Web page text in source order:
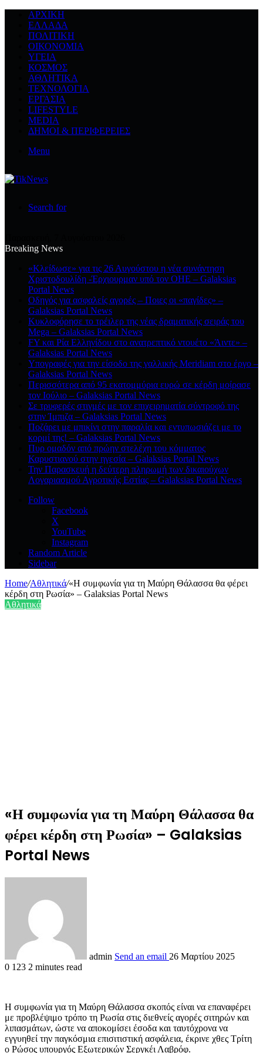
ΑΡΧΙΚΉ
ΕΛΛΆΔΑ
ΠΟΛΙΤΙΚΉ
ΟΙΚΟΝΟΜΊΑ
ΥΓΕΊΑ
ΚΌΣΜΟΣ
ΑΘΛΗΤΙΚΆ
ΤΕΧΝΟΛΟΓΙΆ
ΕΡΓΑΣΊΑ
LIFESTYLE
MEDIA
ΔΉΜΟΙ & ΠΕΡΙΦΈΡΕΙΕΣ
Menu
Search for
Breaking News
«Κλείδωσε» για τις 26 Αυγούστου η νέα συνάντηση
Χριστοδουλίδη -Έρχιουρμαν υπό τον ΟΗΕ – Galaksias
Portal News
Οδηγός για ασφαλείς αγορές – Ποιες οι «παγίδες» –
Galaksias Portal News
Κυκλοφόρησε το τρέιλερ της νέας δραματικής σειράς του
Mega – Galaksias Portal News
FY και Ρία Ελληνίδου στο ανατρεπτικό ντουέτο «Άιντε» –
Galaksias Portal News
Υπογραφές για την είσοδο της γαλλικής Meridiam στο έργο –
Galaksias Portal News
Περισσότερα από 95 εκατομμύρια ευρώ σε κέρδη μοίρασε
τον Ιούλιο – Galaksias Portal News
Σε τρυφερές στιγμές με τον επιχειρηματία σύντροφό της
στην Ίμπιζα – Galaksias Portal News
Ποζάρει με μπικίνι στην παραλία και εντυπωσιάζει με το
κορμί της! – Galaksias Portal News
Πυρ ομαδόν από πρώην στελέχη του κόμματος
Καρυστιανού στην ηγεσία – Galaksias Portal News
Την Παρασκευή η δεύτερη πληρωμή των δικαιούχων
Λογαριασμού Αγροτικής Εστίας – Galaksias Portal News
Follow
Facebook
X
YouTube
Instagram
Random Article
Sidebar
Home/Αθλητικά/«Η συμφωνία για τη Μαύρη Θάλασσα θα φέρει
κέρδη στη Ρωσία» – Galaksias Portal News
Αθλητικά
«Η συμφωνία για τη Μαύρη Θάλασσα θα
φέρει κέρδη στη Ρωσία» – Galaksias
Portal News
admin Send an email 26 Μαρτίου 2025
0 123 2 minutes read
Η συμφωνία για τη Μαύρη Θάλασσα σκοπός είναι να επαναφέρει
με προβλέψιμο τρόπο τη Ρωσία στις διεθνείς αγορές σιτηρών και
λιπασμάτων, ώστε να αποκομίσει έσοδα και ταυτόχρονα να
εγγυηθεί την παγκόσμια επισιτιστική ασφάλεια, έκρινε χθες Τρίτη
ο Ρώσος υπουργός Εξωτερικών Σεργκέι Λαβρόφ.